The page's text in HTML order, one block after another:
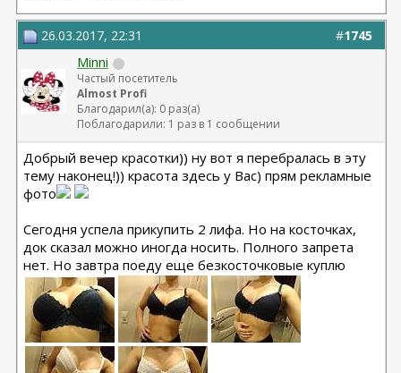
#1745
26.03.2017, 22:31
Minni
Частый посетитель
Almost Profi
Благодарил(а): 0 раз(а)
Поблагодарили: 1 раз в 1 сообщении
Добрый вечер красотки)) ну вот я перебралась в эту
тему наконец!)) красота здесь у Вас) прям рекламные
фото
Сегодня успела прикупить 2 лифа. Но на косточках,
док сказал можно иногда носить. Полного запрета
нет. Но завтра поеду еще безкосточковые куплю